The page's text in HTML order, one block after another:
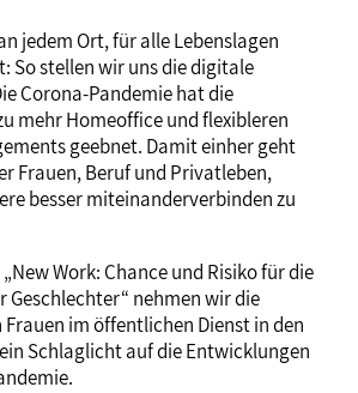
jedem Ort, für alle Lebenslagen
So stellen wir uns die digitale
Corona-Pandemie hat die
mehr Homeoffice und flexibleren
geebnet. Damit einher geht
Frauen, Beruf und Privatleben,
besser miteinanderverbinden zu
Work: Chance und Risiko für die
Geschlechter“ nehmen wir die
im öffentlichen Dienst in den
Schlaglicht auf die Entwicklungen